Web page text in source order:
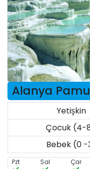
Alanya
Yetişkin
Çocuk (4-
Bebek (0
Pzt Sal Çar